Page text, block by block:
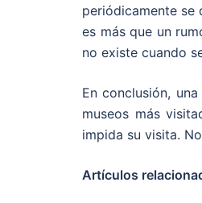
periódicamente se
es más que un
no existe cuando
En conclusión,
museos más
impida su visita.
Artículos